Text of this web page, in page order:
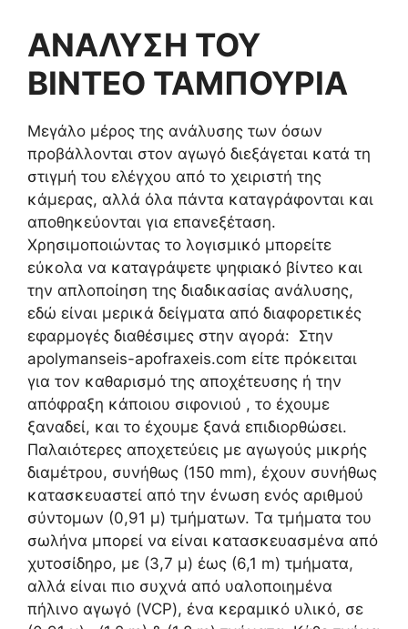
ΑΝΑΛΥΣΗ ΤΟΥ
ΒΙΝΤΕΟ ΤΑΜΠΟΥΡΙΑ
Μεγάλο μέρος της ανάλυσης των όσων
προβάλλονται στον αγωγό διεξάγεται κατά τη
στιγμή του ελέγχου από το χειριστή της
κάμερας, αλλά όλα πάντα καταγράφονται και
αποθηκεύονται για επανεξέταση.
Χρησιμοποιώντας το λογισμικό μπορείτε
εύκολα να καταγράψετε ψηφιακό βίντεο και
την απλοποίηση της διαδικασίας ανάλυσης,
εδώ είναι μερικά δείγματα από διαφορετικές
εφαρμογές διαθέσιμες στην αγορά: Στην
apolymanseis-apofraxeis.com είτε πρόκειται
για τον καθαρισμό της αποχέτευσης ή την
απόφραξη κάποιου σιφονιού , το έχουμε
ξαναδεί, και το έχουμε ξανά επιδιορθώσει.
Παλαιότερες αποχετεύεις με αγωγούς μικρής
διαμέτρου, συνήθως (150 mm), έχουν συνήθως
κατασκευαστεί από την ένωση ενός αριθμού
σύντομων (0,91 μ) τμήματων. Τα τμήματα του
σωλήνα μπορεί να είναι κατασκευασμένα από
χυτοσίδηρο, με (3,7 μ) έως (6,1 m) τμήματα,
αλλά είναι πιο συχνά από υαλοποιημένα
πήλινο αγωγό (VCP), ένα κεραμικό υλικό, σε